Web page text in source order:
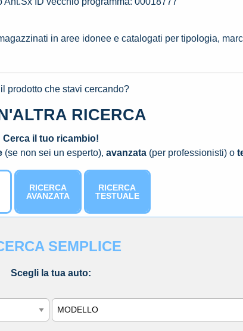
in aree idonee e catalogati per tipologia,
prodotto che stavi cercando?
RICERCA
Cerca il tuo ricambio!
(se non sei un esperto), avanzata (per professionisti) o
RICERCA
AVANZATA
RICERCA
TESTUALE
SEMPLICE
Scegli la tua auto:
Modello